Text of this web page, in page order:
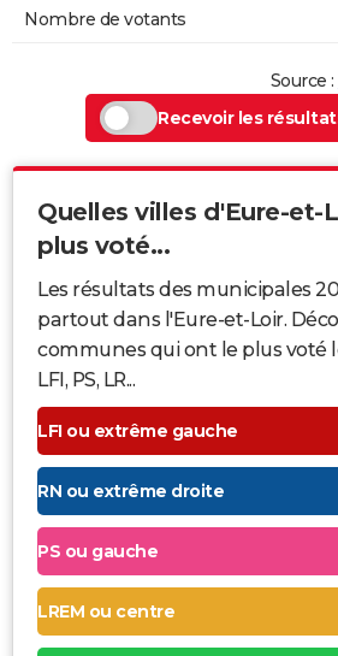
Nombre de votants
Source :
Recevoir les
Quelles villes d'Eure-et-
plus voté...
Les résultats des municipales
partout dans l'Eure-et-Loir.
communes qui ont le plus voté
LFI, PS, LR...
LFI ou extrême gauche
RN ou extrême droite
PS ou gauche
LREM ou centre